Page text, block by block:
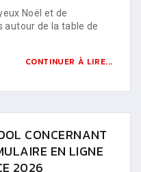
Noël et de
de la table de
CONTINUER À LIRE...
CONCERNANT
EN LIGNE
2026